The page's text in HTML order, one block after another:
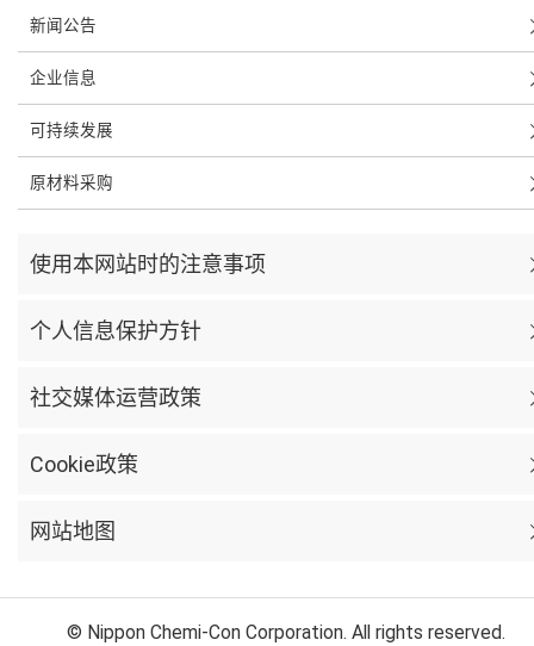
新闻公告
企业信息
可持续发展
原材料采购
使用本网站时的注意事项
个人信息保护方针
社交媒体运营政策
Cookie政策
网站地图
© Nippon Chemi-Con Corporation. All rights reserved.